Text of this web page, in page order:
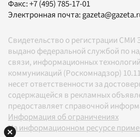
Факс:+7 (495) 785-17-01
Электронная почта:
Свидетельство о регистрации
выдано федеральной службой по
связи, информационных
коммуникаций (Роскомнадзор)
несет ответственности за
содержащейся в рекламных
предоставляет справочной
Информация об ограничениях
На информационном ресурсе